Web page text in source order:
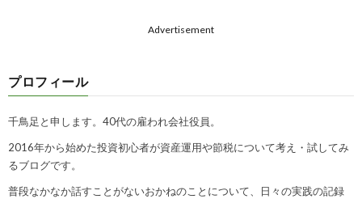
Advertisement
プロフィール
千鳥足と申します。40代の雇われ会社役員。
2016年から始めた投資初心者が資産運用や節税について考え・試してみ
るブログです。
普段なかなか話すことがないおかねのことについて、日々の実践の記録